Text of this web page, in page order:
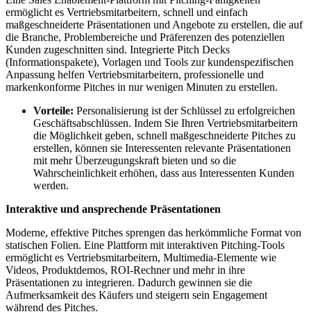
ermöglicht es Vertriebsmitarbeitern, schnell und einfach
maßgeschneiderte Präsentationen und Angebote zu erstellen, die auf
die Branche, Problembereiche und Präferenzen des potenziellen
Kunden zugeschnitten sind. Integrierte Pitch Decks
(Informationspakete), Vorlagen und Tools zur kundenspezifischen
Anpassung helfen Vertriebsmitarbeitern, professionelle und
markenkonforme Pitches in nur wenigen Minuten zu erstellen.
Vorteile: Personalisierung ist der Schlüssel zu erfolgreichen
Geschäftsabschlüssen. Indem Sie Ihren Vertriebsmitarbeitern
die Möglichkeit geben, schnell maßgeschneiderte Pitches zu
erstellen, können sie Interessenten relevante Präsentationen
mit mehr Überzeugungskraft bieten und so die
Wahrscheinlichkeit erhöhen, dass aus Interessenten Kunden
werden.
Interaktive und ansprechende Präsentationen
Moderne, effektive Pitches sprengen das herkömmliche Format von
statischen Folien. Eine Plattform mit interaktiven Pitching-Tools
ermöglicht es Vertriebsmitarbeitern, Multimedia-Elemente wie
Videos, Produktdemos, ROI-Rechner und mehr in ihre
Präsentationen zu integrieren. Dadurch gewinnen sie die
Aufmerksamkeit des Käufers und steigern sein Engagement
während des Pitches.